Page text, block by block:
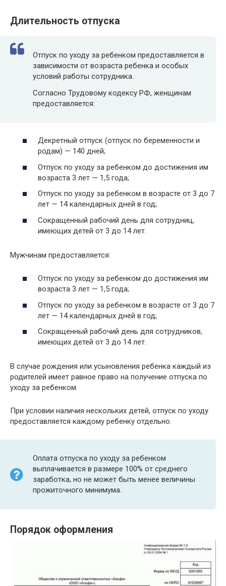
Длительность отпуска
Отпуск по уходу за ребенком предоставляется в
зависимости от возраста ребенка и особых
условий работы сотрудника.
Согласно Трудовому кодексу РФ, женщинам
предоставляется:
Декретный отпуск (отпуск по беременности и
родам) — 140 дней;
Отпуск по уходу за ребенком до достижения им
возраста 3 лет — 1,5 года;
Отпуск по уходу за ребенком в возрасте от 3 до 7
лет — 14 календарных дней в год;
Сокращенный рабочий день для сотрудниц,
имеющих детей от 3 до 14 лет.
Мужчинам предоставляется:
Отпуск по уходу за ребенком до достижения им
возраста 3 лет — 1,5 года;
Отпуск по уходу за ребенком в возрасте от 3 до 7
лет — 14 календарных дней в год;
Сокращенный рабочий день для сотрудников,
имеющих детей от 3 до 14 лет.
В случае рождения или усыновления ребенка каждый из
родителей имеет равное право на получение отпуска по
уходу за ребенком.
При условии наличия нескольких детей, отпуск по уходу
предоставляется каждому ребенку отдельно.
Оплата отпуска по уходу за ребенком
выплачивается в размере 100% от среднего
заработка, но не может быть менее величины
прожиточного минимума.
Порядок оформления